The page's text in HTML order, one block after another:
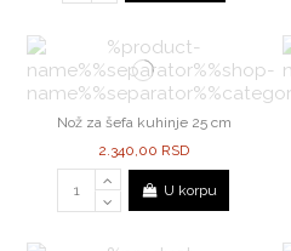
Nož za šefa kuhinje 25 cm
2.340,00 RSD
U korpu